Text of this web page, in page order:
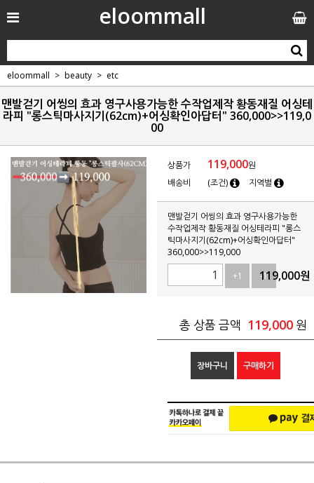
eloommall
eloommall beauty etc
맨발걷기 어씽의 효과 영구사용가능한 수작업제작 황동재질 어싱테
라피 "롱스틱마사지기(62cm)+어싱확인아답터" 360,000>>119,0
00
상품가 119,000원
배송비
(조건) 지역별
맨발걷기 어씽의 효과 영구사용가능한
수작업제작 황동재질 어싱테라피 "롱스
틱마사지기(62cm)+어싱확인아답터"
360,000>>119,000
+1
-1
119,000원
총 상품 금액 119,000 원
장바구니 구매하기